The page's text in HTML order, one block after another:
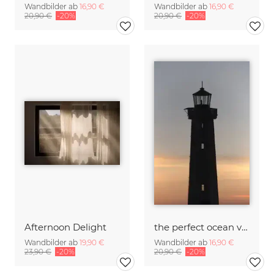
Wandbilder ab 16,90 €
20,90 € -20%
Wandbilder ab 16,90 €
20,90 € -20%
Afternoon Delight
Wandbilder ab 19,90 €
23,90 € -20%
the perfect ocean view from the lighthouse
Wandbilder ab 16,90 €
20,90 € -20%